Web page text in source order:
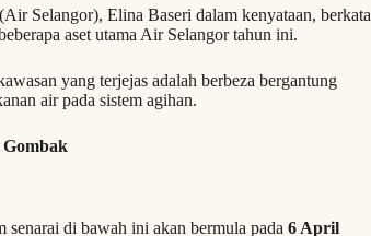
Selangor), Elina Baseri dalam kenyataan, berkata
aset utama Air Selangor tahun ini.
yang terjejas adalah berbeza bergantung
air pada sistem agihan.
di bawah ini akan bermula pada 6 April